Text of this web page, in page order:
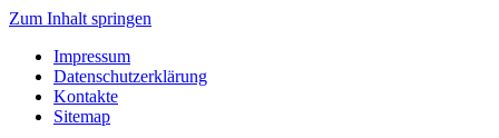
Zum Inhalt springen
Impressum
Datenschutzerklärung
Kontakte
Sitemap